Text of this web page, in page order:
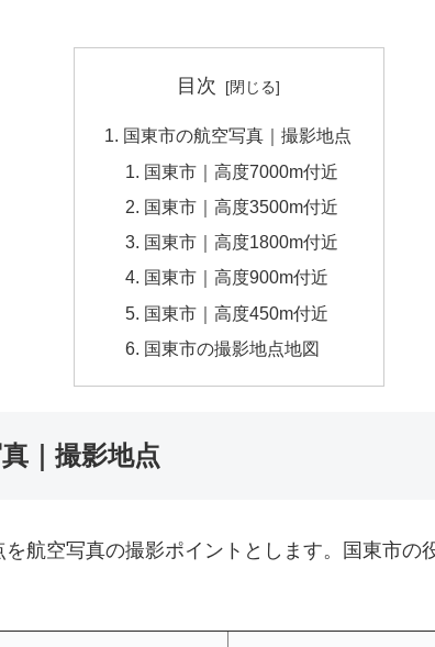
目次
国東市の航空写真｜撮影地点
国東市｜高度7000m付近
国東市｜高度3500m付近
国東市｜高度1800m付近
国東市｜高度900m付近
国東市｜高度450m付近
国東市の撮影地点地図
｜撮影地点
航空写真の撮影ポイントとします。国東市の